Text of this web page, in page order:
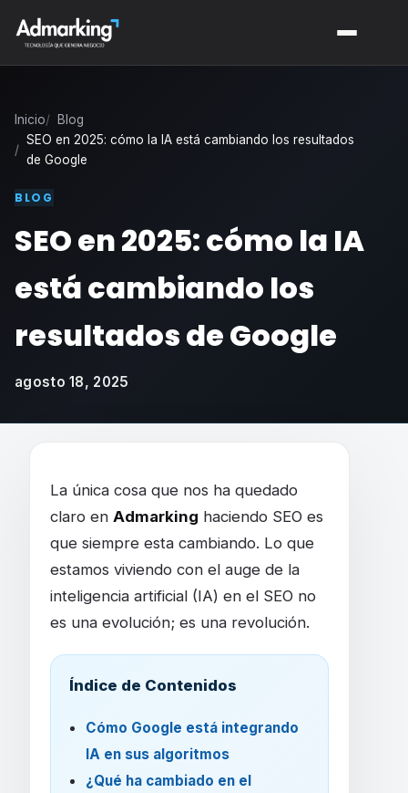
Inicio
Blog
SEO en 2025: cómo la IA está cambiando los resultados
de Google
BLOG
SEO en 2025: cómo la IA
está cambiando los
resultados de Google
agosto 18, 2025
La única cosa que nos ha quedado
claro en Admarking haciendo SEO es
que siempre esta cambiando. Lo que
estamos viviendo con el auge de la
inteligencia artificial (IA) en el SEO no
es una evolución; es una revolución.
Índice de Contenidos
Cómo Google está integrando
IA en sus algoritmos
¿Qué ha cambiado en el